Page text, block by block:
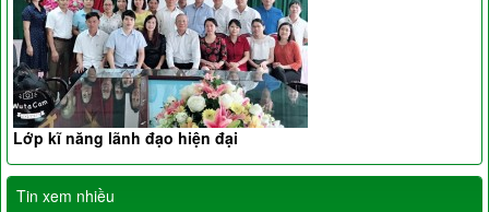
Lớp kĩ năng lãnh đạo hiện đại
Tin xem nhiều